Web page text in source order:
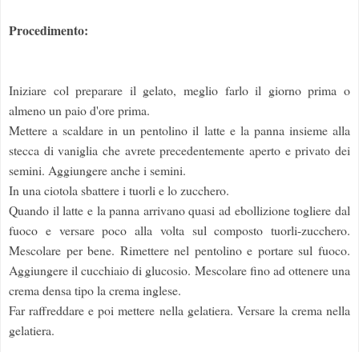
Procedimento:
Iniziare col preparare il gelato, meglio farlo il giorno prima o
almeno un paio d'ore prima.
Mettere a scaldare in un pentolino il latte e la panna insieme alla
stecca di vaniglia che avrete precedentemente aperto e privato dei
semini. Aggiungere anche i semini.
In una ciotola sbattere i tuorli e lo zucchero.
Quando il latte e la panna arrivano quasi ad ebollizione togliere dal
fuoco e versare poco alla volta sul composto tuorli-zucchero.
Mescolare per bene. Rimettere nel pentolino e portare sul fuoco.
Aggiungere il cucchiaio di glucosio. Mescolare fino ad ottenere una
crema densa tipo la crema inglese.
Far raffreddare e poi mettere nella gelatiera. Versare la crema nella
gelatiera.